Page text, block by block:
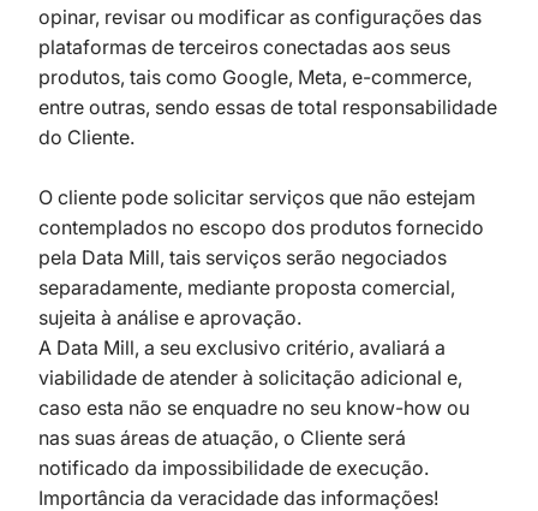
opinar, revisar ou modificar as configurações das
plataformas de terceiros conectadas aos seus
produtos, tais como Google, Meta, e-commerce,
entre outras, sendo essas de total responsabilidade
do Cliente.
O cliente pode solicitar serviços que não estejam
contemplados no escopo dos produtos fornecido
pela Data Mill, tais serviços serão negociados
separadamente, mediante proposta comercial,
sujeita à análise e aprovação.
A Data Mill, a seu exclusivo critério, avaliará a
viabilidade de atender à solicitação adicional e,
caso esta não se enquadre no seu know-how ou
nas suas áreas de atuação, o Cliente será
notificado da impossibilidade de execução.
Importância da veracidade das informações!